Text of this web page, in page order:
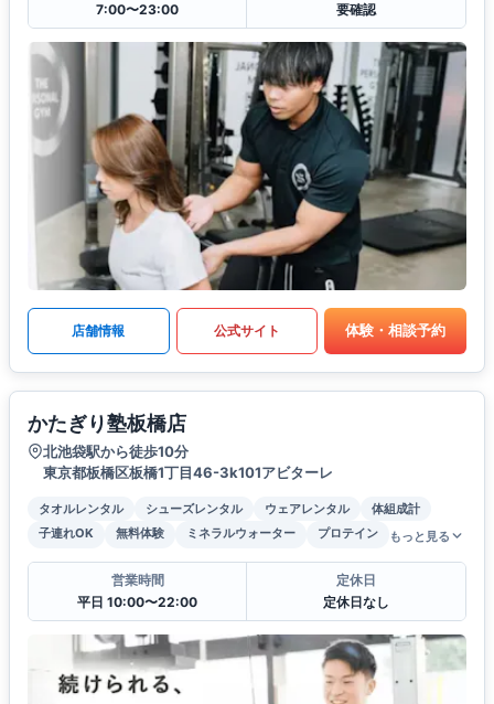
7:00〜23:00
要確認
店舗情報 公式サイト 体験・相談予約
かたぎり塾板橋店
北池袋駅から徒歩10分
東京都板橋区板橋1丁目46-3k101アビターレ
タオルレンタル シューズレンタル ウェアレンタル
体組成計
子連れOK
無料体験 ミネラルウォーター プロテイン もっと見る
営業時間
平日 10:00〜22:00
定休日
定休日なし